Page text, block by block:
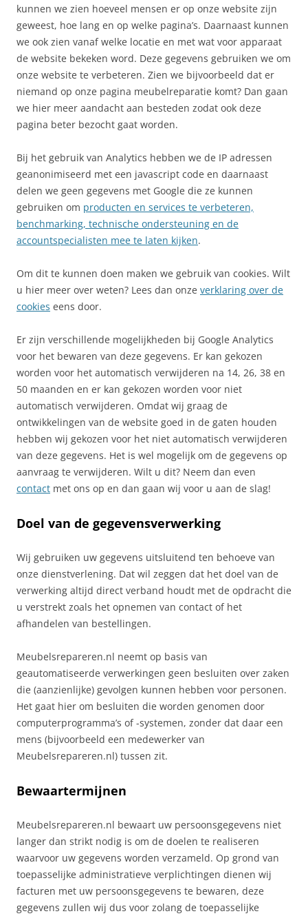
kunnen we zien hoeveel mensen er op onze website zijn
geweest, hoe lang en op welke pagina’s. Daarnaast kunnen
we ook zien vanaf welke locatie en met wat voor apparaat
de website bekeken word. Deze gegevens gebruiken we om
onze website te verbeteren. Zien we bijvoorbeeld dat er
niemand op onze pagina meubelreparatie komt? Dan gaan
we hier meer aandacht aan besteden zodat ook deze
pagina beter bezocht gaat worden.
Bij het gebruik van Analytics hebben we de IP adressen
geanonimiseerd met een javascript code en daarnaast
delen we geen gegevens met Google die ze kunnen
gebruiken om producten en services te verbeteren,
benchmarking, technische ondersteuning en de
accountspecialisten mee te laten kijken.
Om dit te kunnen doen maken we gebruik van cookies. Wilt
u hier meer over weten? Lees dan onze verklaring over de
cookies eens door.
Er zijn verschillende mogelijkheden bij Google Analytics
voor het bewaren van deze gegevens. Er kan gekozen
worden voor het automatisch verwijderen na 14, 26, 38 en
50 maanden en er kan gekozen worden voor niet
automatisch verwijderen. Omdat wij graag de
ontwikkelingen van de website goed in de gaten houden
hebben wij gekozen voor het niet automatisch verwijderen
van deze gegevens. Het is wel mogelijk om de gegevens op
aanvraag te verwijderen. Wilt u dit? Neem dan even
contact met ons op en dan gaan wij voor u aan de slag!
Doel van de gegevensverwerking
Wij gebruiken uw gegevens uitsluitend ten behoeve van
onze dienstverlening. Dat wil zeggen dat het doel van de
verwerking altijd direct verband houdt met de opdracht die
u verstrekt zoals het opnemen van contact of het
afhandelen van bestellingen.
Meubelsrepareren.nl neemt op basis van
geautomatiseerde verwerkingen geen besluiten over zaken
die (aanzienlijke) gevolgen kunnen hebben voor personen.
Het gaat hier om besluiten die worden genomen door
computerprogramma’s of -systemen, zonder dat daar een
mens (bijvoorbeeld een medewerker van
Meubelsrepareren.nl) tussen zit.
Bewaartermijnen
Meubelsrepareren.nl bewaart uw persoonsgegevens niet
langer dan strikt nodig is om de doelen te realiseren
waarvoor uw gegevens worden verzameld. Op grond van
toepasselijke administratieve verplichtingen dienen wij
facturen met uw persoonsgegevens te bewaren, deze
gegevens zullen wij dus voor zolang de toepasselijke